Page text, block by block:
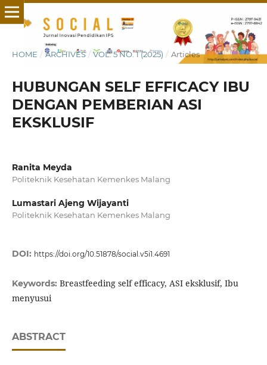
HOME / ARCHIVES / VOL. 5 NO. 1 (2025) / Articles
HUBUNGAN SELF EFFICACY IBU
DENGAN PEMBERIAN ASI
EKSKLUSIF
Ranita Meyda
Politeknik Kesehatan Kemenkes Malang
Lumastari Ajeng Wijayanti
Politeknik Kesehatan Kemenkes Malang
DOI: https://doi.org/10.51878/social.v5i1.4691
Keywords: Breastfeeding self efficacy, ASI eksklusif, Ibu
menyusui
ABSTRACT